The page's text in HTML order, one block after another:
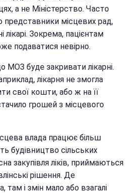
а не Міністерство. Часто
представники місцевих рад,
лікарі. Зокрема, пацієнтам
подаватися невірно.
МОЗ буде закривати лікарні.
лікарня не змогла
свої кошти, або ж на її
грошей з місцевого
влада працює більш
будівництво сільських
закупівля ліків, приймаються
рішення. Де
там і змін мало або взагалі